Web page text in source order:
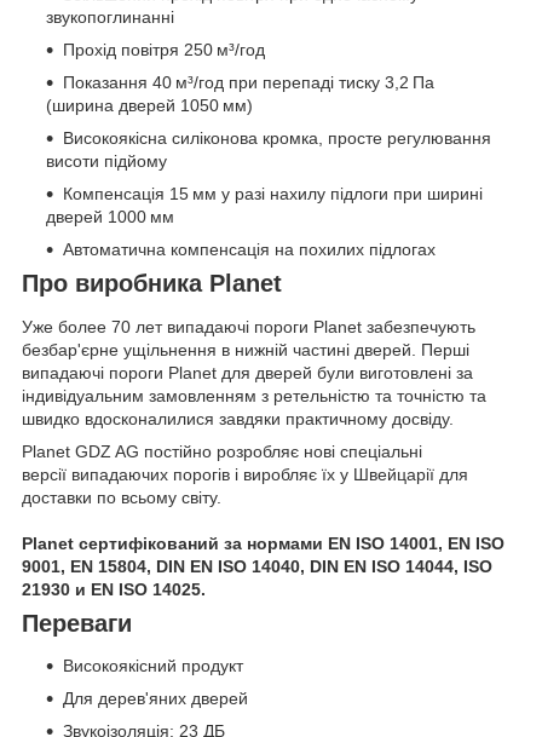
звукопоглинанні
Прохід повітря 250 м³/год
Показання 40 м³/год при перепаді тиску 3,2 Па
(ширина дверей 1050 мм)
Високоякісна силіконова кромка, просте регулювання
висоти підйому
Компенсація 15 мм у разі нахилу підлоги при ширині
дверей 1000 мм
Автоматична компенсація на похилих підлогах
Про виробника Planet
Уже более 70 лет випадаючі пороги Planet забезпечують
безбар'єрне ущільнення в нижній частині дверей. Перші
випадаючі пороги Planet для дверей були виготовлені за
індивідуальним замовленням з ретельністю та точністю та
швидко вдосконалилися завдяки практичному досвіду.
Planet GDZ AG постійно розробляє нові спеціальні
версії випадаючих порогів і виробляє їх у Швейцарії для
доставки по всьому світу.
Planet сертифікований за нормами EN ISO 14001, EN ISO
9001, EN 15804, DIN EN ISO 14040, DIN EN ISO 14044, ISO
21930 и EN ISO 14025.
Переваги
Високоякісний продукт
Для дерев'яних дверей
Звукоізоляція: 23 ДБ